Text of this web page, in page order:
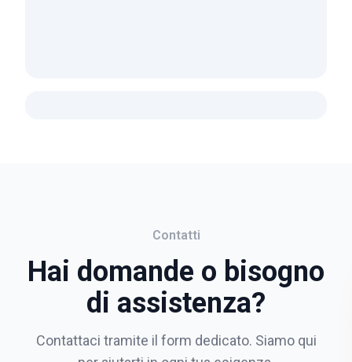
Contatti
Hai domande o bisogno
di assistenza?
Contattaci tramite il form dedicato. Siamo qui